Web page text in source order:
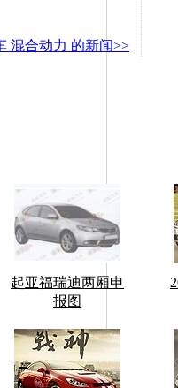
混合动力 的新闻>>
起亚福瑞迪两厢申
报图